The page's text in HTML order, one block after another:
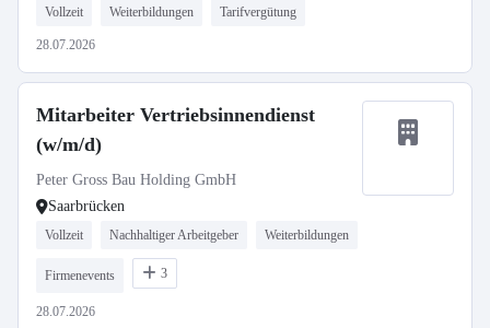
Vollzeit Weiterbildungen Tarifvergütung
28.07.2026
Mitarbeiter Vertriebsinnendienst
(w/m/d)
Peter Gross Bau Holding GmbH
Saarbrücken
Vollzeit Nachhaltiger Arbeitgeber Weiterbildungen
Firmenevents 3
28.07.2026